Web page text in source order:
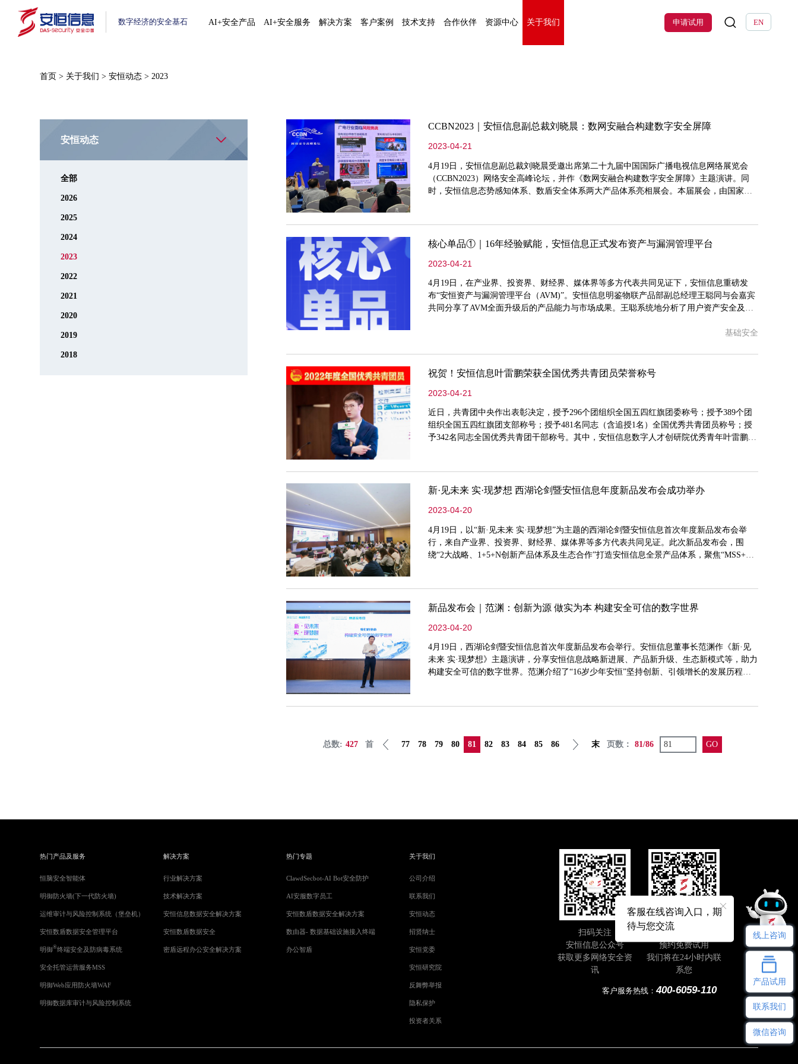
数字经济的安全基石 AI+安全产品 AI+安全服务 解决方案 客户案例 技术支持 合作伙伴 资源中心 关于我们 EN
申请试用
首页 > 关于我们 >安恒动态 >2023
安恒动态
全部
2026
2025
2024
2023
2022
2021
2020
2019
2018
CCBN2023｜安恒信息副总裁刘晓晨：数网安融合构建数字安全屏障
2023-04-21
4月19日，安恒信息副总裁刘晓晨受邀出席第二十九届中国国际广播电视信息网络展览会
（CCBN2023）网络安全高峰论坛，并作《数网安融合构建数字安全屏障》主题演讲。同
时，安恒信息态势感知体系、数盾安全体系两大产品体系亮相展会。本届展会，由国家广
显示等各
核心单品①｜16年经验赋能，安恒信息正式发布资产与漏洞管理平台
2023-04-21
4月19日，在产业界、投资界、财经界、媒体界等多方代表共同见证下，安恒信息重磅发
布“安恒资产与漏洞管理平台（AVM)”。安恒信息明鉴物联产品部副总经理王聪同与会嘉宾
共同分享了AVM全面升级后的产品能力与市场成果。王聪系统地分析了用户资产安全及漏
量和种类急速增长，而这些看不见的资产潜在脆弱性亦随之提升，具体包括：资产暴露面
基础安全
祝贺！安恒信息叶雷鹏荣获全国优秀共青团员荣誉称号
2023-04-21
近日，共青团中央作出表彰决定，授予296个团组织全国五四红旗团委称号；授予389个团
组织全国五四红旗团支部称号；授予481名同志（含追授1名）全国优秀共青团员称号；授
予342名同志全国优秀共青团干部称号。其中，安恒信息数字人才创研院优秀青年叶雷鹏荣
安全技术
新·见未来 实·现梦想 西湖论剑暨安恒信息年度新品发布会成功举办
2023-04-20
4月19日，以“新·见未来 实·现梦想”为主题的西湖论剑暨安恒信息首次年度新品发布会举
行，来自产业界、投资界、财经界、媒体界等多方代表共同见证。此次新品发布会，围
绕“2大战略、1+5+N创新产品体系及生态合作”打造安恒信息全景产品体系，聚焦“MSS+数
模
新品发布会｜范渊：创新为源 做实为本 构建安全可信的数字世界
2023-04-20
4月19日，西湖论剑暨安恒信息首次年度新品发布会举行。安恒信息董事长范渊作《新·见
未来 实·现梦想》主题演讲，分享安恒信息战略新进展、产品新升级、生态新模式等，助力
构建安全可信的数字世界。范渊介绍了“16岁少年安恒”坚持创新、引领增长的发展历程。
SOC
总数: 427 首 77 78 79 80 81 82 83 84 85 86 末 页数： 81/86
扫码关注
安恒信息公众号
获取更多网络安全资
讯
即刻扫码
预约免费试用
我们将在24小时内联
系您
客户服务热线：400-6059-110
热门产品及服务
恒脑安全智能体
明御防火墙(下一代防火墙)
运维审计与风险控制系统（堡垒机）
安恒数盾数据安全管理平台
明御®终端安全及防病毒系统
安全托管运营服务MSS
明御Web应用防火墙WAF
明御数据库审计与风险控制系统
解决方案
行业解决方案
技术解决方案
安恒信息数据安全解决方案
安恒数盾数据安全
密盾远程办公安全解决方案
热门专题
ClawdSecbot-AI Bot安全防护
AI安服数字员工
安恒数盾数据安全解决方案
数由器- 数据基础设施接入终端
办公智盾
关于我们
公司介绍
联系我们
安恒动态
招贤纳士
安恒党委
安恒研究院
反舞弊举报
隐私保护
投资者关系
客服在线咨询入口，期
待与您交流
线上咨询
产品试用
联系我们
微信咨询